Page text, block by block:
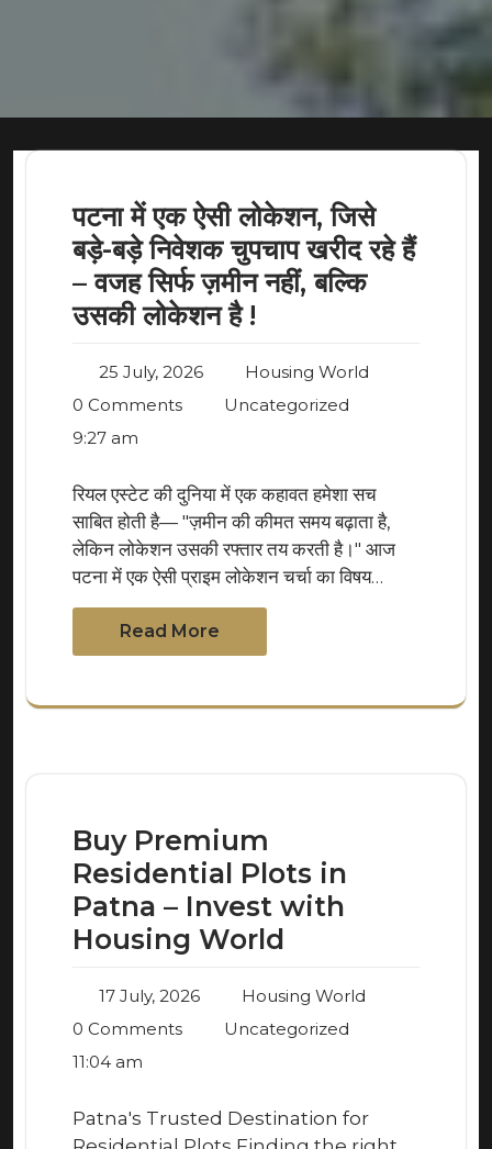
पटना में एक ऐसी लोकेशन, जिसे
बड़े-बड़े निवेशक चुपचाप खरीद रहे हैं
– वजह सिर्फ ज़मीन नहीं, बल्कि
उसकी लोकेशन है !
25 July, 2026
Housing World
0 Comments
Uncategorized
9:27 am
रियल एस्टेट की दुनिया में एक कहावत हमेशा सच
साबित होती है— "ज़मीन की कीमत समय बढ़ाता है,
लेकिन लोकेशन उसकी रफ्तार तय करती है।" आज
पटना में एक ऐसी प्राइम लोकेशन चर्चा का विषय…
Read More
Buy Premium
Residential Plots in
Patna – Invest with
Housing World
17 July, 2026
Housing World
0 Comments
Uncategorized
11:04 am
Patna's Trusted Destination for